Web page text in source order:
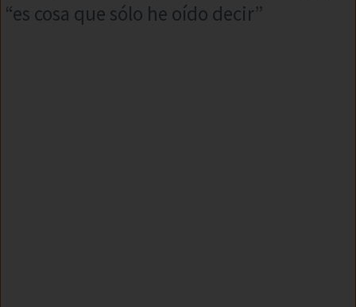
“es cosa que sólo he oído decir”